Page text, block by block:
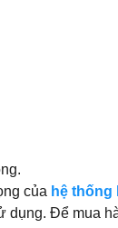
của hệ thống
Để mua